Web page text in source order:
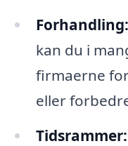
Forhandling:
kan du i
firmaerne
eller
Tidsrammer: